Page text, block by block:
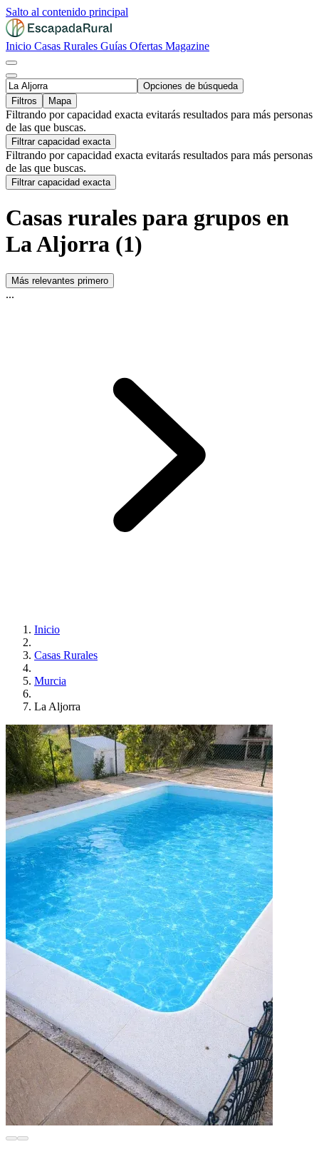
Salto al contenido principal
Inicio Casas Rurales Guías Ofertas Magazine
Opciones de búsqueda
Filtros
Mapa
Filtrando por capacidad exacta evitarás resultados para más personas
de las que buscas.
Filtrar capacidad exacta
Filtrando por capacidad exacta evitarás resultados para más personas
de las que buscas.
Filtrar capacidad exacta
Casas rurales para grupos en
La Aljorra (1)
Más relevantes primero
...
Inicio
Casas Rurales
Murcia
La Aljorra